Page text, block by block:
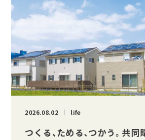
2026.08.02 life
つくる、ためる、つかう。 共